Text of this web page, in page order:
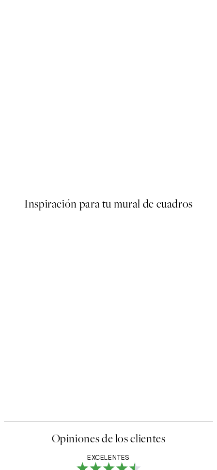
Inspiración para tu mural de cuadros
Opiniones de los clientes
EXCELENTES